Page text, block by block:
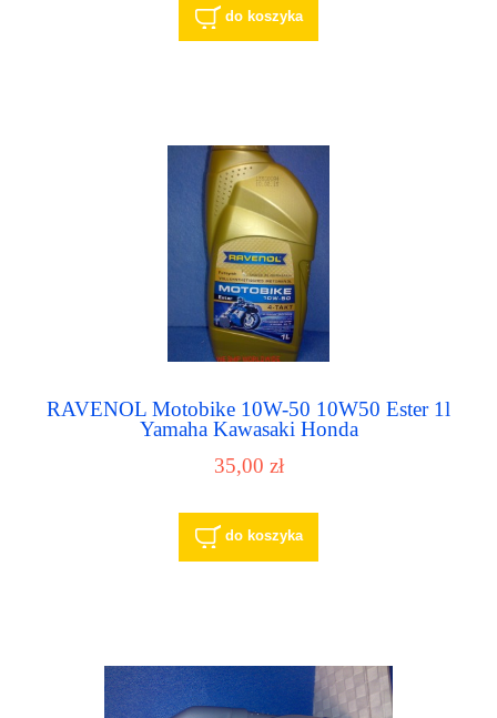
do koszyka
RAVENOL Motobike 10W-50 10W50 Ester 1l
Yamaha Kawasaki Honda
35,00 zł
do koszyka